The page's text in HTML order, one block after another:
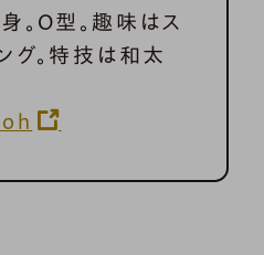
。O型。趣味はス
グ。特技は和太